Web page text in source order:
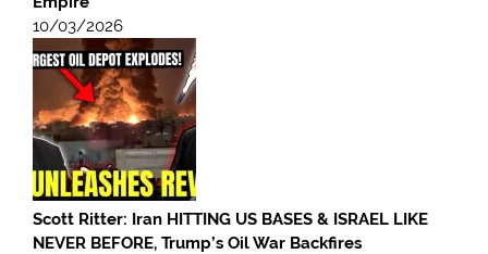
10/03/2026
Scott Ritter: Iran HITTING US BASES & ISRAEL LIKE
NEVER BEFORE, Trump’s Oil War Backfires